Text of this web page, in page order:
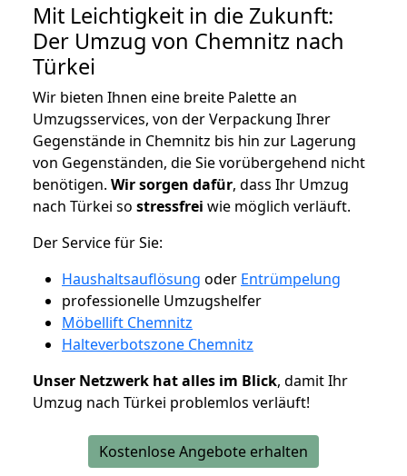
Mit Leichtigkeit in die Zukunft:
Der Umzug von Chemnitz nach
Türkei
Wir bieten Ihnen eine breite Palette an
Umzugsservices, von der Verpackung Ihrer
Gegenstände in Chemnitz bis hin zur Lagerung
von Gegenständen, die Sie vorübergehend nicht
benötigen. Wir sorgen dafür, dass Ihr Umzug
nach Türkei so stressfrei wie möglich verläuft.
Der Service für Sie:
Haushaltsauflösung oder Entrümpelung
professionelle Umzugshelfer
Möbellift Chemnitz
Halteverbotszone Chemnitz
Unser Netzwerk hat alles im Blick, damit Ihr
Umzug nach Türkei problemlos verläuft!
Kostenlose Angebote erhalten